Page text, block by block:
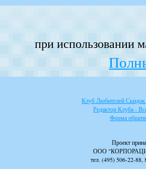
при использовании
Клуб Любителей Скидок
Редактор Клуба -
Форма
Проект
ООО
тел. (495) 506-22-88,